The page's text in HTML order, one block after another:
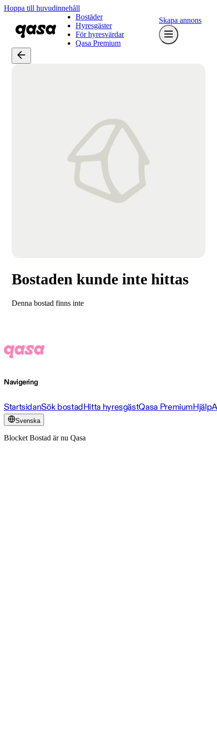
Hoppa till huvudinnehåll
Bostäder
Hyresgäster
För hyresvärdar
Qasa Premium
Skapa annons
Bostaden kunde inte hittas
Denna bostad finns inte
Navigering
StartsidanSök bostadHitta hyresgästQasa PremiumHjälp
Svenska
Blocket Bostad är nu Qasa